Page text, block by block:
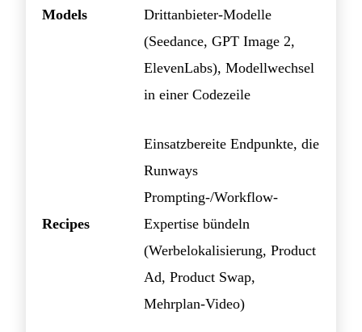
Models
Drittanbieter-Modelle
(Seedance, GPT Image 2,
ElevenLabs), Modellwechsel
in einer Codezeile
Recipes
Einsatzbereite Endpunkte, die
Runways
Prompting-/Workflow-
Expertise bündeln
(Werbelokalisierung, Product
Ad, Product Swap,
Mehrplan-Video)